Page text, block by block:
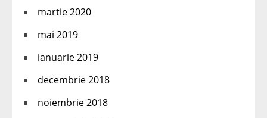
martie 2020
mai 2019
ianuarie 2019
decembrie 2018
noiembrie 2018